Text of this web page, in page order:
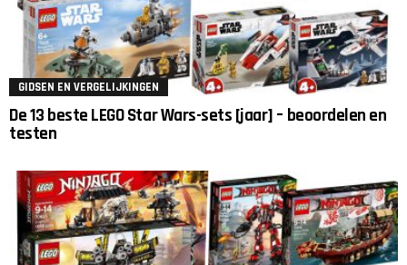
GIDSEN EN VERGELIJKINGEN
De 13 beste LEGO Star Wars-sets [jaar] – beoordelen en
testen